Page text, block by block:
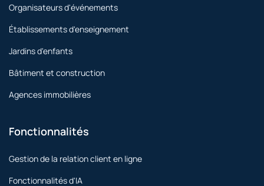
Organisateurs d'événements
Établissements d'enseignement
Jardins d'enfants
Bâtiment et construction
Agences immobilières
Fonctionnalités
Gestion de la relation client en ligne
Fonctionnalités d'IA